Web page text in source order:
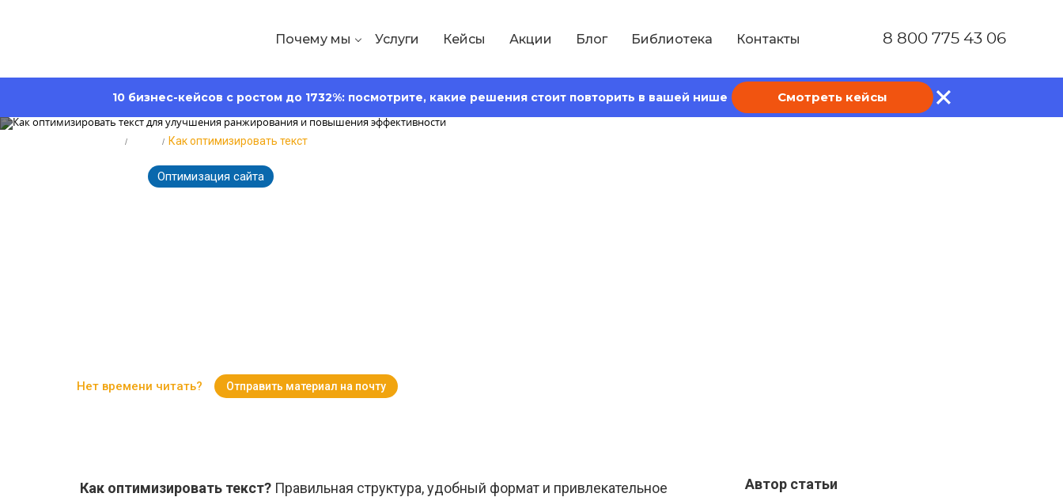
Почему мы Услуги Кейсы Акции Блог Библиотека Контакты 8 800 775 43 06
10 бизнес-кейсов с ростом до 1732%: посмотрите, какие решения стоит повторить в вашей нише Смотреть кейсы
Как оптимизировать текст
Оптимизация сайта
Нет времени читать? Отправить материал на почту
Как оптимизировать текст? Правильная структура, удобный формат и привлекательное
Автор статьи